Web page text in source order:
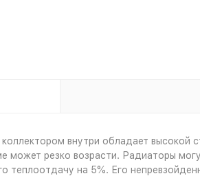
внутри обладает высокой
резко возрасти. Радиаторы
теплоотдачу на 5%. Его